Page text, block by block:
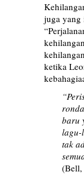
juga yang
ketika
baru
lagu-
tak